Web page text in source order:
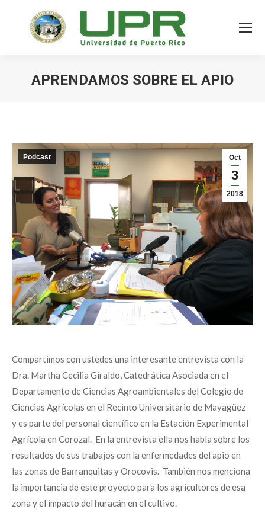
APRENDAMOS SOBRE EL APIO
Oct
3
2018
Podcast
Compartimos con ustedes una interesante entrevista con la
Dra. Martha Cecilia Giraldo, Catedrática Asociada en el
Departamento de Ciencias Agroambientales del Colegio de
Ciencias Agrícolas en el Recinto Universitario de Mayagüez
y es parte del personal científico en la Estación Experimental
Agrícola en Corozal. En la entrevista ella nos habla sobre los
resultados de sus trabajos con la enfermedades del apio en
las zonas de Barranquitas y Orocovis. También nos menciona
la importancia de este proyecto para los agricultores de esa
zona y el impacto del huracán en el cultivo.